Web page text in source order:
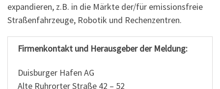
expandieren, z.B. in die Märkte der/für emissionsfreie
Straßenfahrzeuge, Robotik und Rechenzentren.
Firmenkontakt und Herausgeber der Meldung:
Duisburger Hafen AG
Alte Ruhrorter Straße 42 – 52